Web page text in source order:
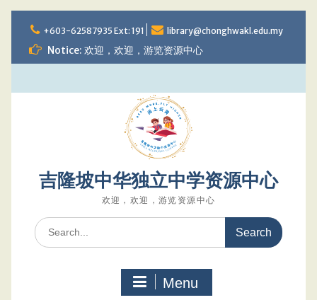
to
content
+603-62587935 Ext: 191 library@chonghwakl.edu.my
Notice: 欢迎，欢迎，游览资源中心
吉隆坡中华独立中学资源中心
欢迎，欢迎，游览资源中心
Search
for:
Menu